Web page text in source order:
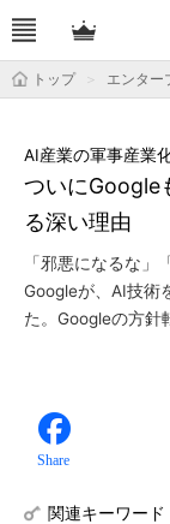
トップ エンター
ついにGoogle
る深い理由
AI産業の軍事産業
「邪悪になるな
Googleが、AI技術
た。Googleの方針
Share
関連キーワード